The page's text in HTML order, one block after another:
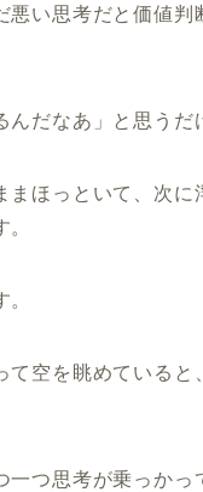
悪い思考だと価値判
んだなあ」と思うだ
まほっといて、次に
て空を眺めていると
一つ思考が乗っかっ